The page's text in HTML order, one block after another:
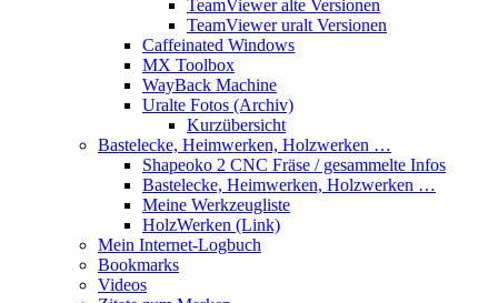
TeamViewer alte Versionen
TeamViewer uralt Versionen
Caffeinated Windows
MX Toolbox
WayBack Machine
Uralte Fotos (Archiv)
Kurzübersicht
Bastelecke, Heimwerken, Holzwerken …
Shapeoko 2 CNC Fräse / gesammelte Infos
Bastelecke, Heimwerken, Holzwerken …
Meine Werkzeugliste
HolzWerken (Link)
Mein Internet-Logbuch
Bookmarks
Videos